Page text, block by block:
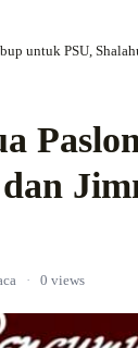
untuk PSU,
· 0 views